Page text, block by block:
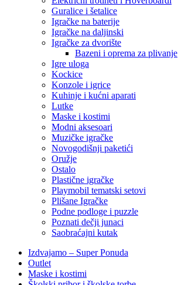
Guralice i šetalice
Igračke na baterije
Igračke na daljinski
‎Igračke za dvorište
Bazeni i oprema za plivanje
Igre uloga
Kockice
Konzole i igrice
Kuhinje i kućni aparati
Lutke
Maske i kostimi
Modni aksesoari
Muzičke igračke
Novogodišnji paketići
Oružje
Ostalo
Plastične igračke
Playmobil tematski setovi
Plišane Igračke
Podne podloge i puzzle
Poznati dečji junaci
Saobraćajni kutak
Izdvajamo – Super Ponuda
Outlet
Maske i kostimi